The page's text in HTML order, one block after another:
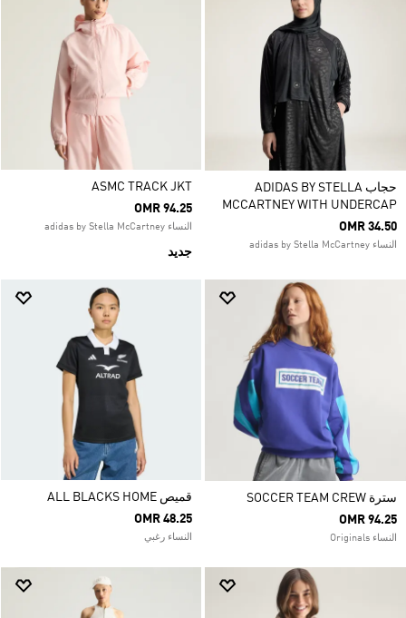
حجاب ADIDAS BY STELLA
MCCARTNEY WITH UNDERCAP
OMR 34.50
النساء adidas by Stella McCartney
ASMC TRACK JKT
OMR 94.25
النساء adidas by Stella McCartney
جديد
سترة SOCCER TEAM CREW
OMR 94.25
النساء Originals
قميص ALL BLACKS HOME
OMR 48.25
النساء رغبي